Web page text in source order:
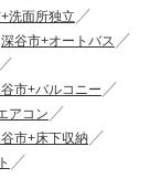
洗面所独立
深谷市+オートバス
市+バルコニー
アコン
市+床下収納